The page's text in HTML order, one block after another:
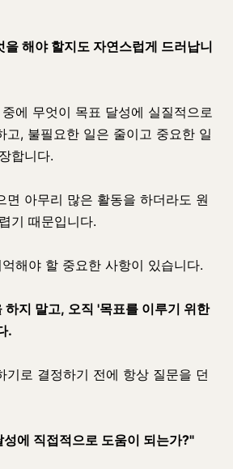
을 해야 할지도 자연스럽게 드러납니
에 무엇이 목표 달성에 실질적으로
고, 불필요한 일은 줄이고 중요한 일
합니다.
면 아무리 많은 활동을 하더라도 원
기 때문입니다.
해야 할 중요한 사항이 있습니다.
하지 말고, 오직 '목표를 이루기 위한
.
기로 결정하기 전에 항상 질문을 던
에 직접적으로 도움이 되는가?"